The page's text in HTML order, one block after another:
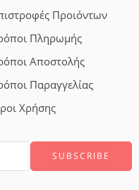
Προιόντων
Πληρωμής
Αποστολής
Παραγγελίας
Χρήσης